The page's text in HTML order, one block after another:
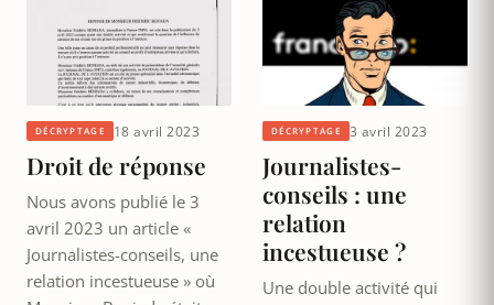
DÉCRYPTAGE 18 avril 2023
Droit de réponse
Nous avons publié le 3
avril 2023 un article «
Journalistes-conseils, une
relation incestueuse » où
DÉCRYPTAGE 3 avril 2023
Journalistes-
conseils : une
relation
incestueuse ?
Une double activité qui